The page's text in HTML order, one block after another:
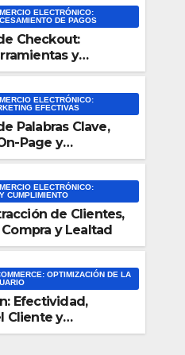
ESTRATEGIAS DE MARKETING
Palabras
ELECTRÓNICO:
DE PAGOS
Checkout:
y
ELECTRÓNICO:
EFECTIVAS
Palabras Clave,
Page y
ELECTRÓNICO:
CUMPLIMIENTO
de Clientes,
y Lealtad
OPTIMIZACIÓN DE LA
Efectividad,
Cliente y
Ventas